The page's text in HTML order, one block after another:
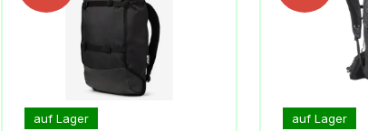
auf Lager auf Lager